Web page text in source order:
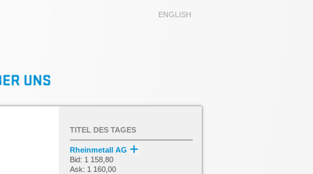
ENGLISH
TITEL DES TAGES
Rheinmetall AG
Bid: 1 158,80
Ask: 1 160,00